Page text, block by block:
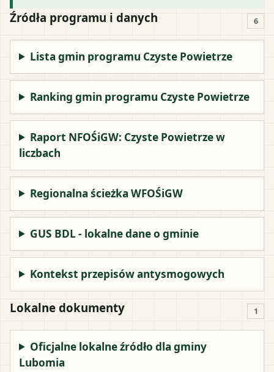
Źródła programu i danych 6
Lista gmin programu Czyste Powietrze
Ranking gmin programu Czyste Powietrze
Raport NFOŚiGW: Czyste Powietrze w
liczbach
Regionalna ścieżka WFOŚiGW
GUS BDL - lokalne dane o gminie
Kontekst przepisów antysmogowych
Lokalne dokumenty 1
Oficjalne lokalne źródło dla gminy
Lubomia